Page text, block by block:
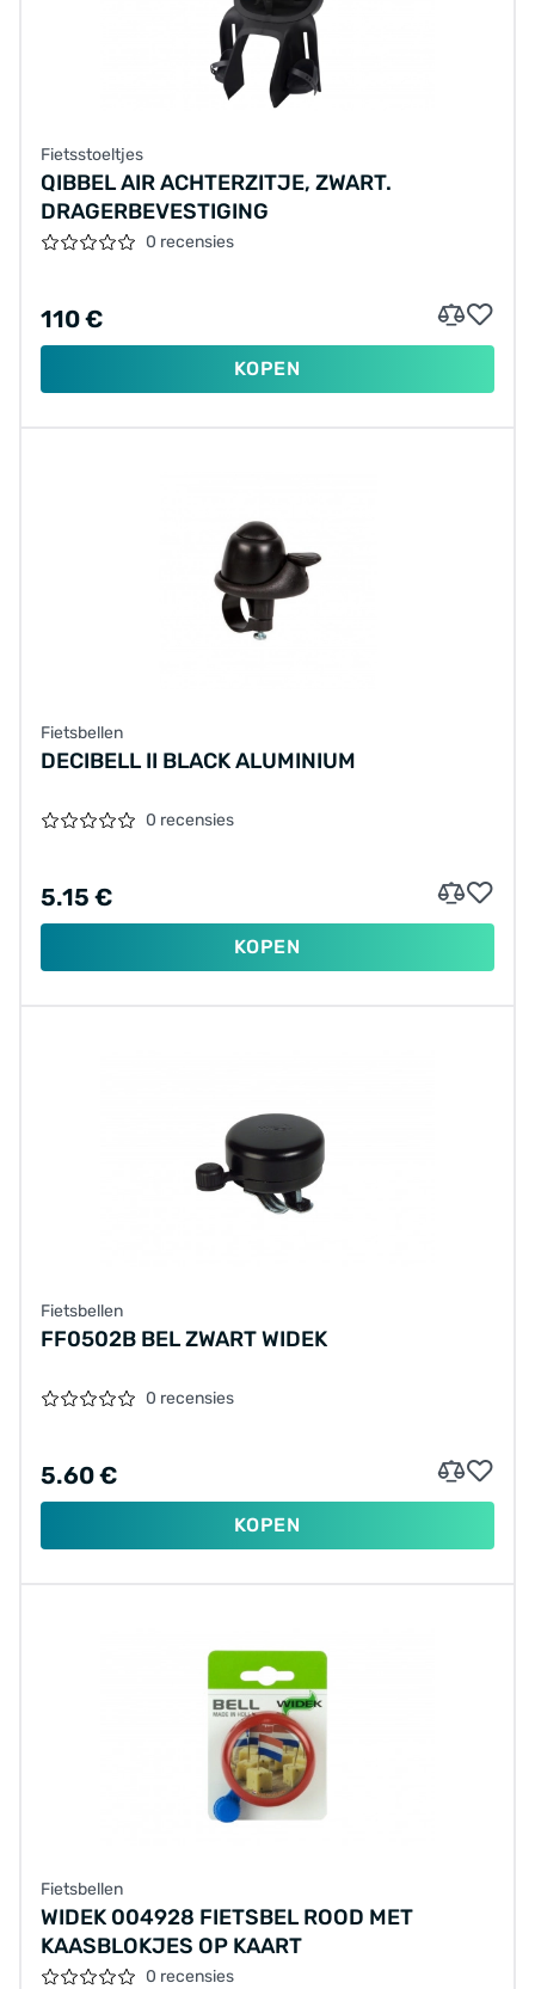
Fietsstoeltjes
QIBBEL AIR ACHTERZITJE, ZWART.
DRAGERBEVESTIGING
0 recensies
110 €
KOPEN
Fietsbellen
DECIBELL II BLACK ALUMINIUM
0 recensies
5.15 €
KOPEN
Fietsbellen
FF0502B BEL ZWART WIDEK
0 recensies
5.60 €
KOPEN
Fietsbellen
WIDEK 004928 FIETSBEL ROOD MET
KAASBLOKJES OP KAART
0 recensies